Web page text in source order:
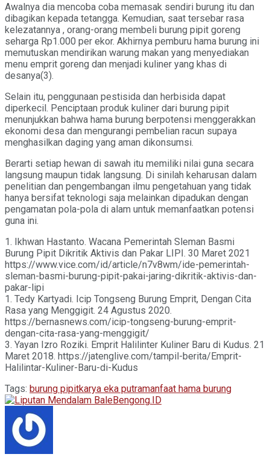
Awalnya dia mencoba coba memasak sendiri burung itu dan
dibagikan kepada tetangga. Kemudian, saat tersebar rasa
kelezatannya , orang-orang membeli burung pipit goreng
seharga Rp1.000 per ekor. Akhirnya pemburu hama burung ini
memutuskan mendirikan warung makan yang menyediakan
menu emprit goreng dan menjadi kuliner yang khas di
desanya(3).
Selain itu, penggunaan pestisida dan herbisida dapat
diperkecil. Penciptaan produk kuliner dari burung pipit
menunjukkan bahwa hama burung berpotensi menggerakkan
ekonomi desa dan mengurangi pembelian racun supaya
menghasilkan daging yang aman dikonsumsi.
Berarti setiap hewan di sawah itu memiliki nilai guna secara
langsung maupun tidak langsung. Di sinilah keharusan dalam
penelitian dan pengembangan ilmu pengetahuan yang tidak
hanya bersifat teknologi saja melainkan dipadukan dengan
pengamatan pola-pola di alam untuk memanfaatkan potensi
guna ini.
1. Ikhwan Hastanto. Wacana Pemerintah Sleman Basmi
Burung Pipit Dikritik Aktivis dan Pakar LIPI. 30 Maret 2021
https://www.vice.com/id/article/n7v8wm/ide-pemerintah-
sleman-basmi-burung-pipit-pakai-jaring-dikritik-aktivis-dan-
pakar-lipi
1. Tedy Kartyadi. Icip Tongseng Burung Emprit, Dengan Cita
Rasa yang Menggigit. 24 Agustus 2020.
https://bernasnews.com/icip-tongseng-burung-emprit-
dengan-cita-rasa-yang-menggigit/
3. Yayan Izro Roziki. Emprit Halilinter Kuliner Baru di Kudus. 21
Maret 2018. https://jatenglive.com/tampil-berita/Emprit-
Halilintar-Kuliner-Baru-di-Kudus
Tags: burung pipitkarya eka putramanfaat hama burung